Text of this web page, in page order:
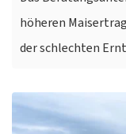
höheren
der schlechten